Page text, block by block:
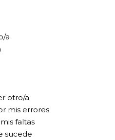
a
otro/a
mis errores
faltas
sucede